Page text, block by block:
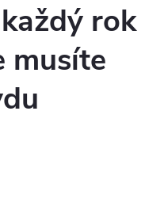
rok
musíte